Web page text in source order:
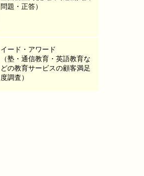
問題・正答）
イード・アワード
（塾・通信教育・英語教育な
どの教育サービスの顧客満足
度調査）